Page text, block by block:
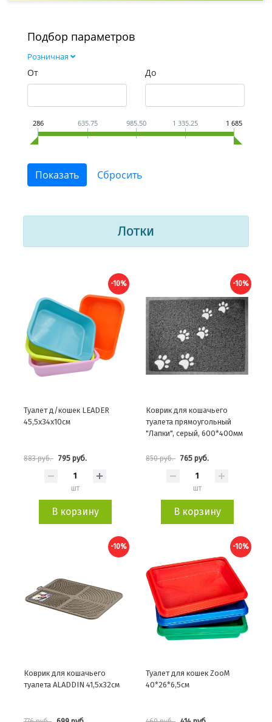
Подбор параметров
Розничная
От До
286 635.75 985.50 1 335.25 1 685
Лотки
-10%
Туалет д/кошек LEADER
45,5х34х10см
883 руб. 795 руб.
шт
В корзину
-10%
Коврик для кошачьего
туалета прямоугольный
"Лапки", серый, 600*400мм
850 руб. 765 руб.
шт
В корзину
-10%
Коврик для кошачьего
туалета ALADDIN 41,5x32см
-10%
Туалет для кошек ZooM
40*26*6,5см